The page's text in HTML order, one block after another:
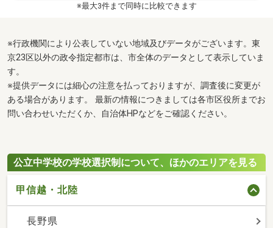
※最大3件まで同時に比較できます
※行政機関により公表していない地域及びデータがございます。東
京23区以外の政令指定都市は、市全体のデータとして表示していま
す。
※提供データには細心の注意を払っておりますが、調査後に変更が
ある場合があります。 最新の情報につきましては各市区役所までお
問い合わせいただくか、自治体HPなどをご確認ください。
公立中学校の学校選択制について、ほかのエリアを見る
甲信越・北陸
長野県